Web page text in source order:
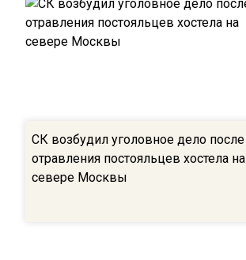
СК возбудил уголовное дело после
отравления постояльцев хостела на
севере Москвы